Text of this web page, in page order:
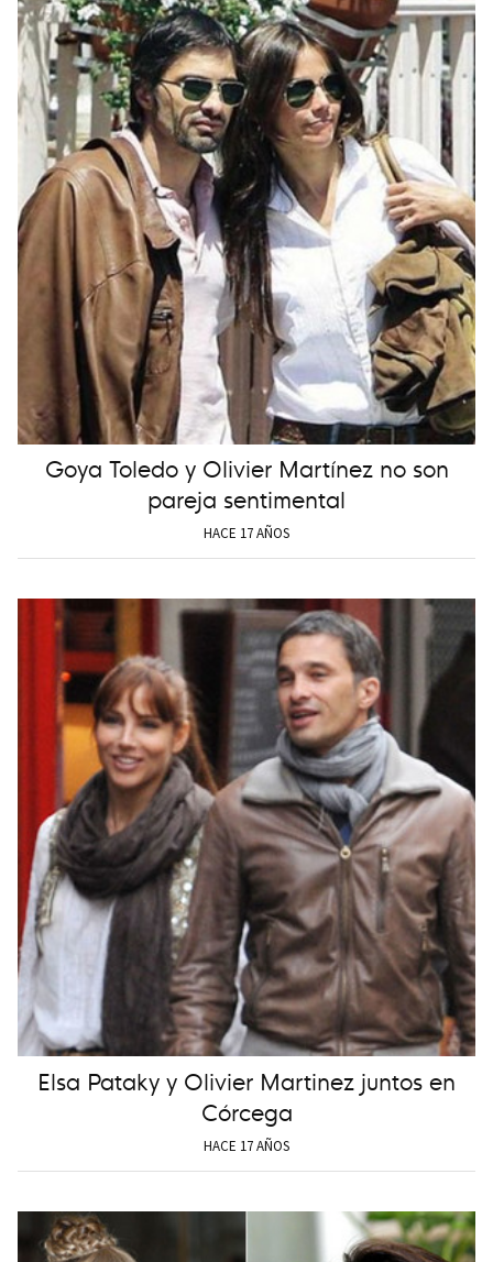
Goya Toledo y Olivier Martínez no son
pareja sentimental
HACE 17 AÑOS
Elsa Pataky y Olivier Martinez juntos en
Córcega
HACE 17 AÑOS